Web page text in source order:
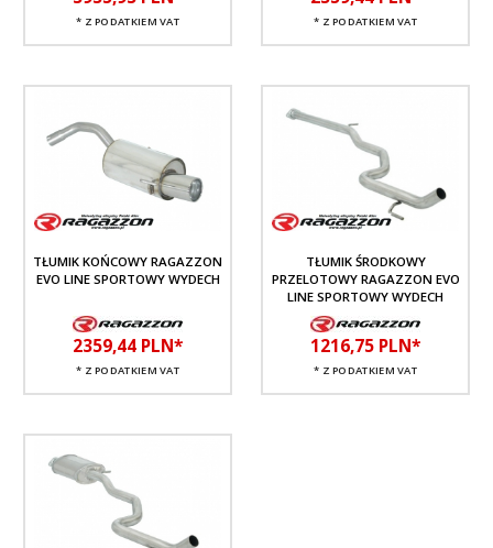
* Z PODATKIEM VAT * Z PODATKIEM VAT
TŁUMIK KOŃCOWY RAGAZZON
EVO LINE SPORTOWY WYDECH
2359,44 PLN*
* Z PODATKIEM VAT
TŁUMIK ŚRODKOWY
PRZELOTOWY RAGAZZON EVO
LINE SPORTOWY WYDECH
1216,75 PLN*
* Z PODATKIEM VAT